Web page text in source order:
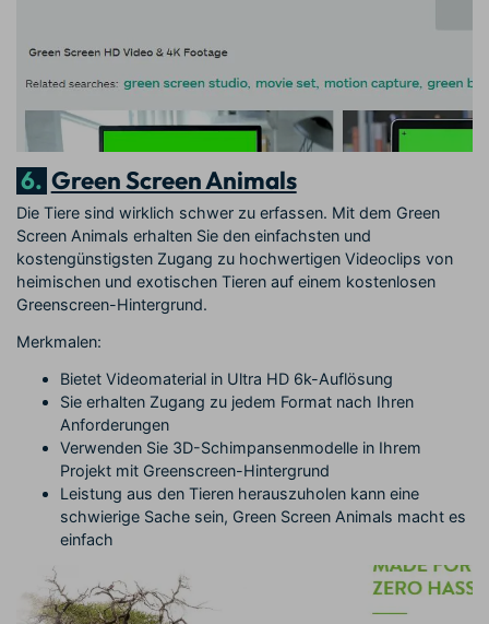
6. Green Screen Animals
Die Tiere sind wirklich schwer zu erfassen. Mit dem Green
Screen Animals erhalten Sie den einfachsten und
kostengünstigsten Zugang zu hochwertigen Videoclips von
heimischen und exotischen Tieren auf einem kostenlosen
Greenscreen-Hintergrund.
Merkmalen:
Bietet Videomaterial in Ultra HD 6k-Auflösung
Sie erhalten Zugang zu jedem Format nach Ihren
Anforderungen
Verwenden Sie 3D-Schimpansenmodelle in Ihrem
Projekt mit Greenscreen-Hintergrund
Leistung aus den Tieren herauszuholen kann eine
schwierige Sache sein, Green Screen Animals macht es
einfach